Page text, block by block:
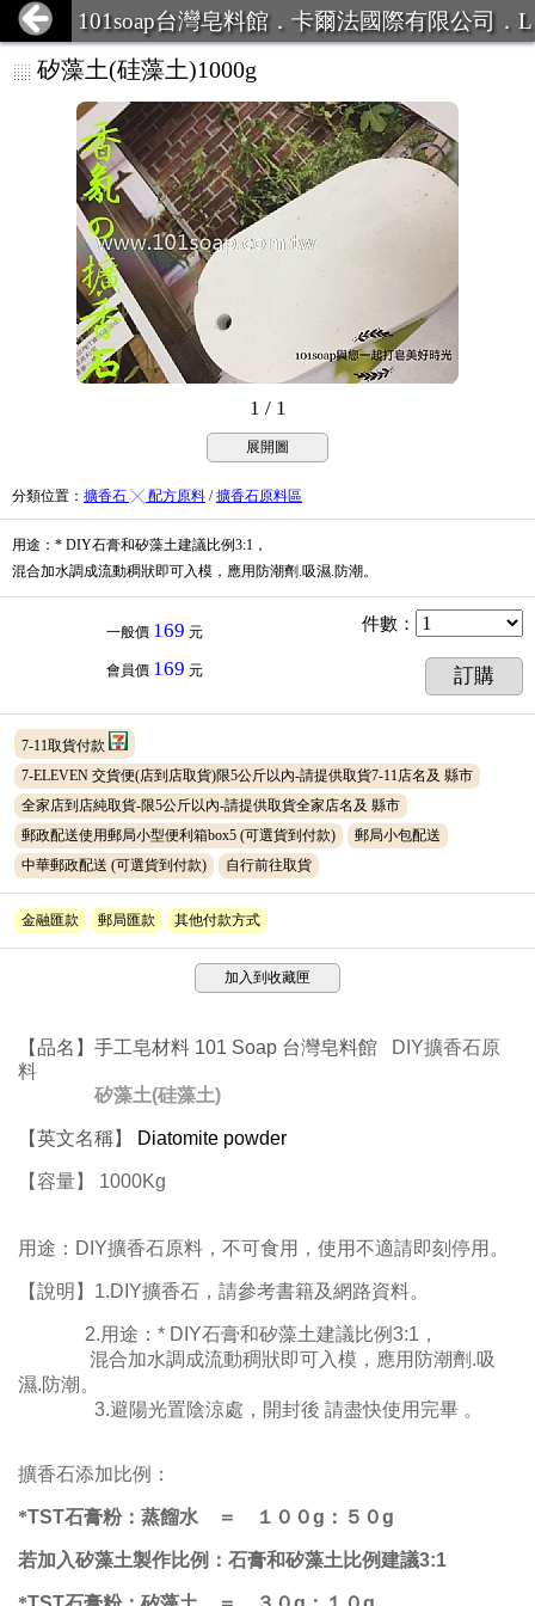
101soap台灣皂料館．卡爾法國際有限公司．L
INE ID:101Soap 客服專線:07-387
矽藻土(硅藻土)1000g
1 / 1
展開圖
分類位置 ： 擴香石 ╳ 配方原料 /擴香石原料區
用途：* DIY石膏和矽藻土建議比例3:1，
混合加水調成流動稠狀即可入模，應用防潮劑.吸濕.防潮。
一般價 169 元
會員價 169 元
件數 ：
訂購
7-11取貨付款
7-ELEVEN 交貨便(店到店取貨)限5公斤以內-請提供取貨7-11店名及 縣市
全家店到店純取貨-限5公斤以內-請提供取貨全家店名及 縣市
郵政配送使用郵局小型便利箱box5 (可選貨到付款)
郵局小包配送
中華郵政配送 (可選貨到付款) 自行前往取貨
金融匯款 郵局匯款 其他付款方式
加入到收藏匣
【品名】手工皂材料 101 Soap 台灣皂料館
DIY擴香石原
料
矽藻土(硅藻土)
【英文名稱】 Diatomite powder
【容量】 1000Kg
用途：DIY擴香石原料，不可食用， 使用不適請即刻停用。
【說明】1.DIY擴香石，請參考書籍及網路資料。
2.用途： * DIY石膏和矽藻土建議比例3:1，
混合加水調成流動稠狀即可入模，應用防潮劑.吸
濕.防潮。
3.避陽光置陰涼處，開封後 請盡快使用完畢 。
擴香石添加比例：
*TST石膏粉：蒸餾水＝ １００g：５０g
若加入矽藻土製作比例：石膏和矽藻土比例建議3:1